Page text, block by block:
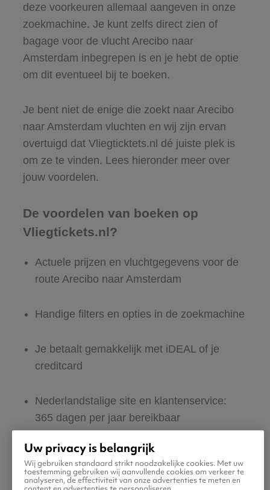
deze voorkeuren allemaal aangeven in onze
zoekmachine. Je kunt zelfs direct zien of
bagage voor de vlucht Arecibo naar
Amsterdam inbegrepen is en je hebt de optie
om dit eventueel bij te boeken.
Je bent niet de enige die zoekt naar Arecibo
naar Amsterdam vluchten en wij zijn ervan
overtuigd dat Vliegticktets.nl dé juiste plek is
om ze te vinden. Lees hieronder meer over
jouw voordelen.
De voordelen van boeken op
Vliegtickets.nl?
Actuele prijzen en vluchtgegevens voor de
route Arecibo naar Amsterdam
Handige filters en opties in de zoekmachine
Je betaalt gemakkelijk met iDEAL of je
creditcard
Nederlandstalige site en klantenservice:
365 dagen per jaar bereikbaar
Zeker van veilig boeken en betalen
Boek ook direct een hotel of huurauto voor
Uw privacy is belangrijk
Wij gebruiken standaard strikt noodzakelijke cookies. Met uw
toestemming gebruiken wij aanvullende cookies om verkeer te
analyseren, de effectiviteit van onze advertenties te meten en